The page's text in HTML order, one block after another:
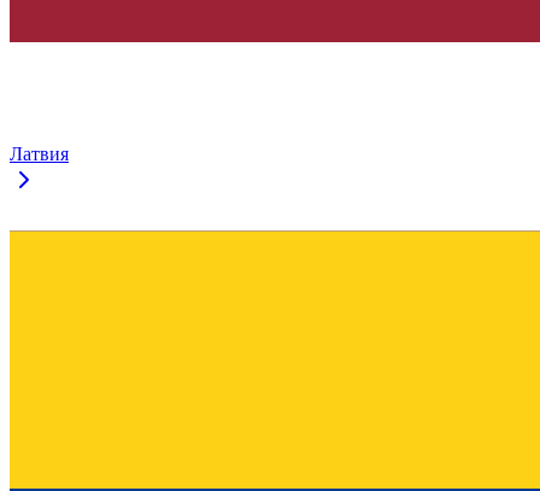
Латвия